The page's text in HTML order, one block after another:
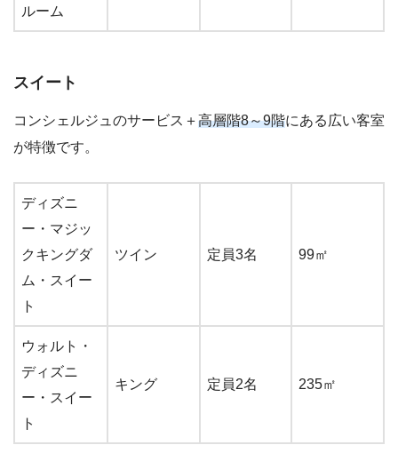
ルーム
スイート
コンシェルジュのサービス＋高層階8～9階にある広い客室
が特徴です。
ディズニ
ー・マジッ
クキングダ
ム・スイー
ト
ツイン 定員3名 99㎡
ウォルト・
ディズニ
ー・スイー
ト
キング 定員2名 235㎡